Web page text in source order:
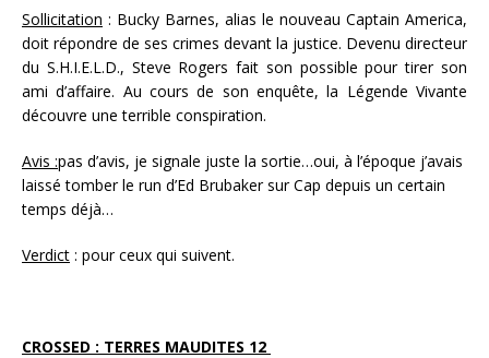
Sollicitation : Bucky Barnes, alias le nouveau Captain America,
doit répondre de ses crimes devant la justice. Devenu directeur
du S.H.I.E.L.D., Steve Rogers fait son possible pour tirer son
ami d’affaire. Au cours de son enquête, la Légende Vivante
découvre une terrible conspiration.
Avis :pas d’avis, je signale juste la sortie…oui, à l’époque j’avais
laissé tomber le run d’Ed Brubaker sur Cap depuis un certain
temps déjà…
Verdict : pour ceux qui suivent.
CROSSED : TERRES MAUDITES 12